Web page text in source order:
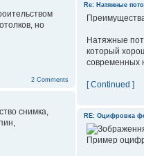
но
2 Comments
снимка,
Re: Натяжные
Натяжные
который
современных
[ Continued ]
RE: Оцифровка
Пример